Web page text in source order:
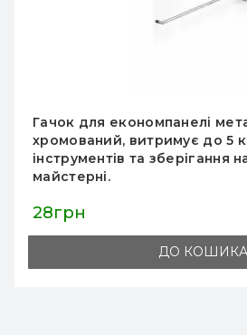
Дуга металева хромована
900 мм, вішак для одягу,
для магазинів одягу та
385грн
ДО КОШИКА